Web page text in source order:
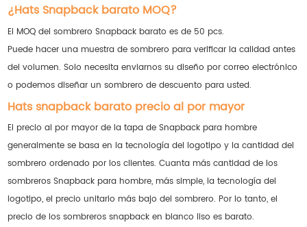
¿Hats Snapback barato MOQ?
El MOQ del sombrero Snapback barato es de 50 pcs.
Puede hacer una muestra de sombrero para verificar la calidad antes
del volumen. Solo necesita enviarnos su diseño por correo electrónico
o podemos diseñar un sombrero de descuento para usted.
Hats snapback barato precio al por mayor
El precio al por mayor de la tapa de Snapback para hombre
generalmente se basa en la tecnología del logotipo y la cantidad del
sombrero ordenado por los clientes. Cuanta más cantidad de los
sombreros Snapback para hombre, más simple, la tecnología del
logotipo, el precio unitario más bajo del sombrero. Por lo tanto, el
precio de los sombreros snapback en blanco liso es barato.